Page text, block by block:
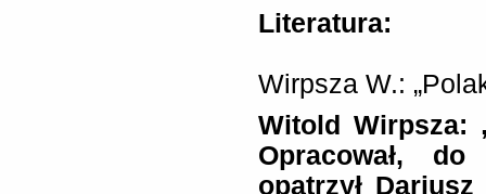
Literatura:
Wirpsza W.:
Witold Wirpsza:
Opracował,
opatrzył